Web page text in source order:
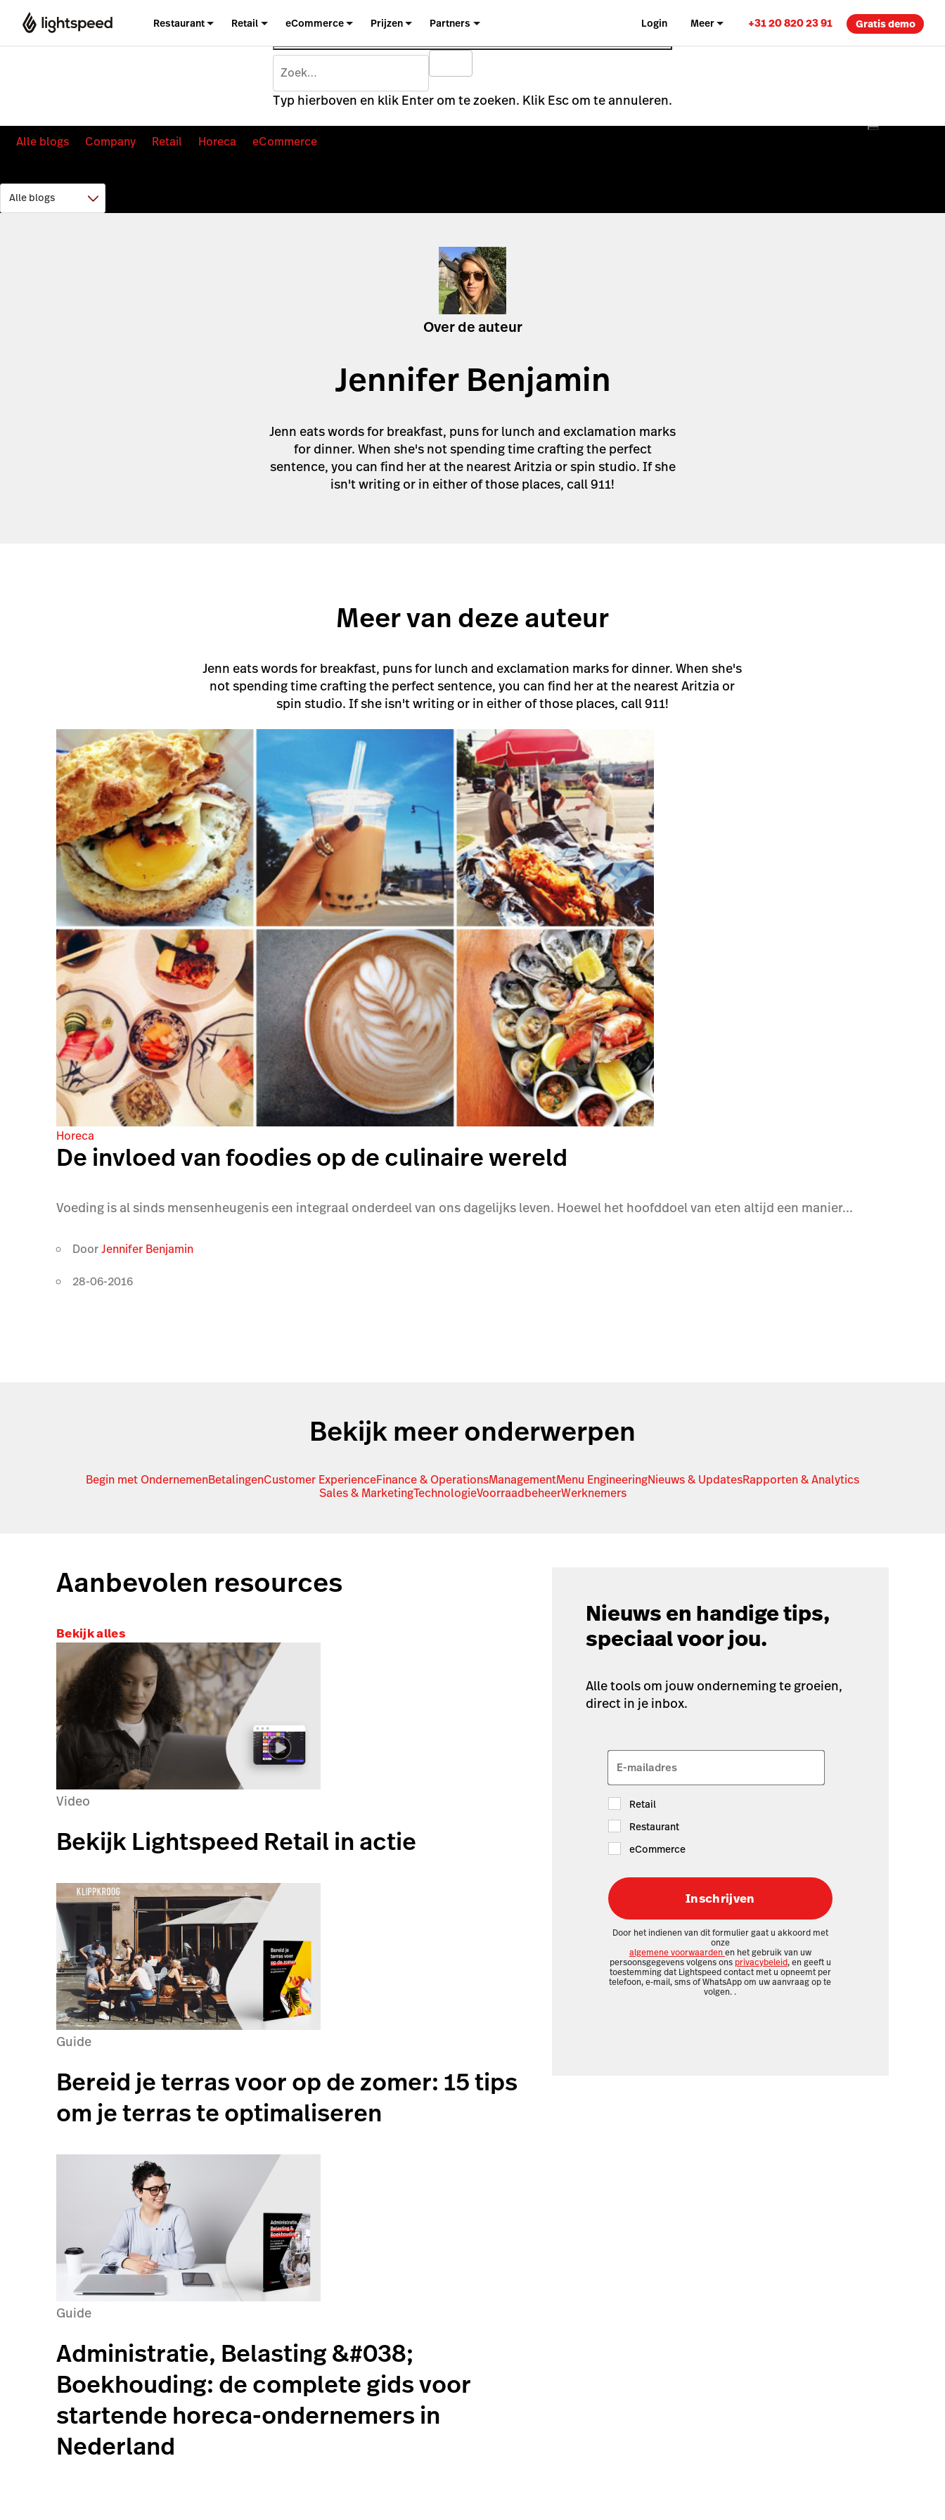
Restaurant Retail eCommerce Prijzen Partners Login Meer +31 20 820 23 91 Gratis demo
Typ hierboven en klik Enter om te zoeken. Klik Esc om te annuleren.
Alle blogs Company Retail Horeca eCommerce
Over de auteur
Jennifer Benjamin
Jenn eats words for breakfast, puns for lunch and exclamation marks
for dinner. When she's not spending time crafting the perfect
sentence, you can find her at the nearest Aritzia or spin studio. If she
isn't writing or in either of those places, call 911!
Meer van deze auteur
Jenn eats words for breakfast, puns for lunch and exclamation marks for dinner. When she's
not spending time crafting the perfect sentence, you can find her at the nearest Aritzia or
spin studio. If she isn't writing or in either of those places, call 911!
Horeca
De invloed van foodies op de culinaire wereld
Voeding is al sinds mensenheugenis een integraal onderdeel van ons dagelijks leven. Hoewel het hoofddoel van eten altijd een manier...
DoorJennifer Benjamin
28-06-2016
Bekijk meer onderwerpen
Begin met OndernemenBetalingenCustomer ExperienceFinance & OperationsManagementMenu EngineeringNieuws & UpdatesRapporten & Analytics
Sales & MarketingTechnologieVoorraadbeheerWerknemers
Aanbevolen resources
Bekijk alles
Video
Bekijk Lightspeed Retail in actie
Guide
Bereid je terras voor op de zomer: 15 tips
om je terras te optimaliseren
Guide
Administratie, Belasting &#038;
Boekhouding: de complete gids voor
startende horeca-ondernemers in
Nederland
Nieuws en handige tips,
speciaal voor jou.
Alle tools om jouw onderneming te groeien,
direct in je inbox.
E-mailadres
Retail
Restaurant
eCommerce
Inschrijven
Door het indienen van dit formulier gaat u akkoord met
onze
algemene voorwaardenen het gebruik van uw
persoonsgegevens volgens ons privacybeleid, en geeft u
toestemming dat Lightspeed contact met u opneemt per
telefoon, e-mail, sms of WhatsApp om uw aanvraag op te
volgen. .